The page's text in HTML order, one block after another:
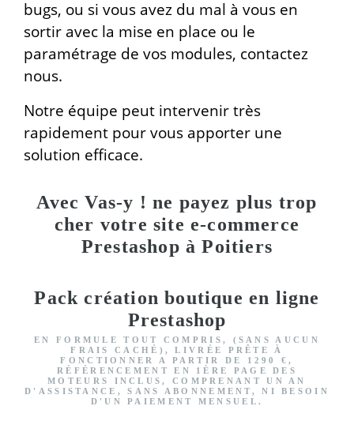
bugs, ou si vous avez du mal à vous en
sortir avec la mise en place ou le
paramétrage de vos modules, contactez
nous.
Notre équipe peut intervenir très
rapidement pour vous apporter une
solution efficace.
Avec Vas-y ! ne payez plus trop
cher votre site e-commerce
Prestashop à Poitiers
Pack création boutique en ligne
Prestashop
EN FORMULE TOUT COMPRIS, (SANS AUCUN
FRAIS CACHÉ), LIVRÉE PRÊTE À
FONCTIONNER
A PARTIR DE 1290 €,
RÉFÉRENCEMENT EN 1ÈRE PAGE DES
MOTEURS INCLUS, COMPRENANT UN AN
D'ASSISTANCE, SANS ABONNEMENT, NI BESOIN
D'UN PAIEMENT MENSUEL.